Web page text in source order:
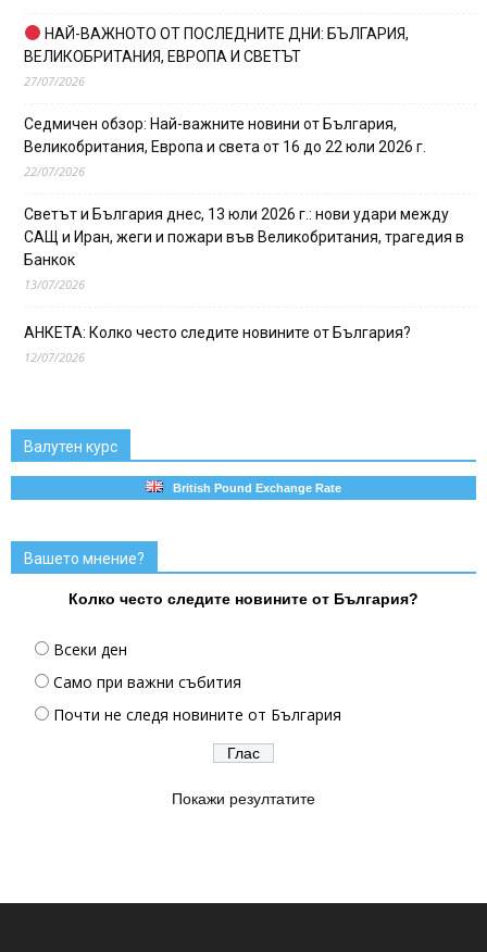
НАЙ-ВАЖНОТО ОТ ПОСЛЕДНИТЕ ДНИ: БЪЛГАРИЯ,
ВЕЛИКОБРИТАНИЯ, ЕВРОПА И СВЕТЪТ
27/07/2026
Седмичен обзор: Най-важните новини от България,
Великобритания, Европа и света от 16 до 22 юли 2026 г.
22/07/2026
Светът и България днес, 13 юли 2026 г.: нови удари между
САЩ и Иран, жеги и пожари във Великобритания, трагедия в
Банкок
13/07/2026
АНКЕТА: Колко често следите новините от България?
12/07/2026
Валутен курс
British Pound Exchange Rate
Вашето мнение?
Колко често следите новините от България?
Всеки ден
Само при важни събития
Почти не следя новините от България
Покажи резултатите